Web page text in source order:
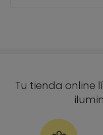
Tu tienda online